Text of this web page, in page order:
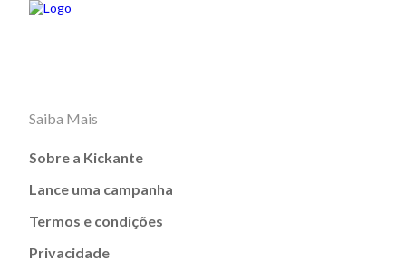
Saiba Mais
Sobre a Kickante
Lance uma campanha
Termos e condições
Privacidade